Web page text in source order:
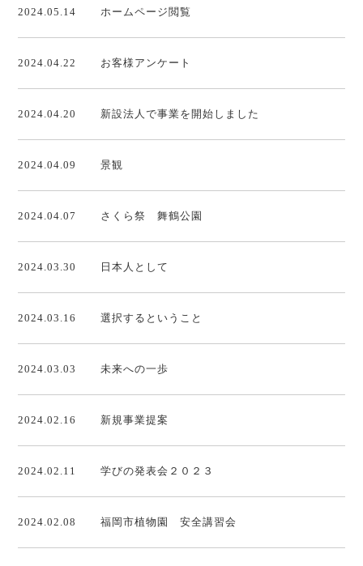
2024.05.14 ホームページ閲覧
2024.04.22 お客様アンケート
2024.04.20 新設法人で事業を開始しました
2024.04.09 景観
2024.04.07 さくら祭 舞鶴公園
2024.03.30 日本人として
2024.03.16 選択するということ
2024.03.03 未来への一歩
2024.02.16 新規事業提案
2024.02.11 学びの発表会２０２３
2024.02.08 福岡市植物園 安全講習会